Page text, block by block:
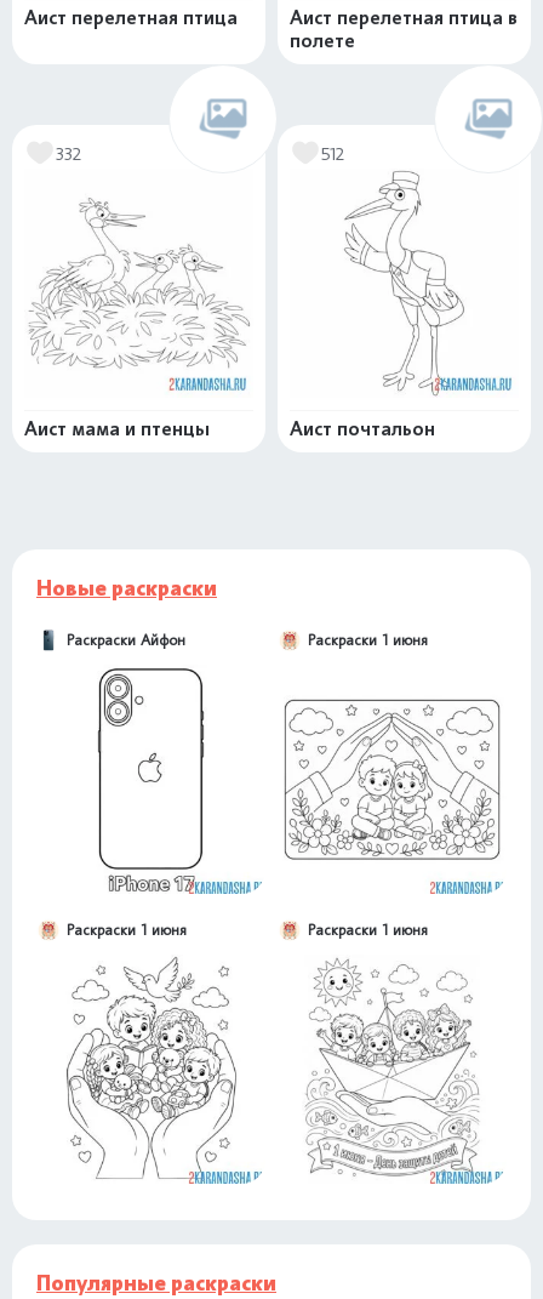
Аист перелетная птица
Аист перелетная птица в
полете
332
Аист мама и птенцы
512
Аист почтальон
Новые раскраски
Раскраски Айфон Раскраски 1 июня
Раскраски 1 июня Раскраски 1 июня
Популярные раскраски